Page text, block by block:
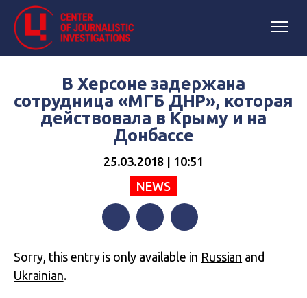
В Херсоне задержана
сотрудница «МГБ ДНР», которая
действовала в Крыму и на
Донбассе
25.03.2018 | 10:51
NEWS
Sorry, this entry is only available in Russian and
Ukrainian.